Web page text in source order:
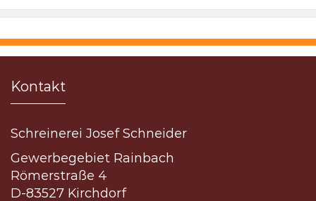
Kontakt
Schreinerei Josef Schneider
Gewerbegebiet Rainbach
Römerstraße 4
D-83527 Kirchdorf